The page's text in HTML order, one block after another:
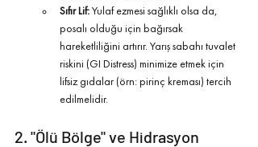
Sıfır Lif: Yulaf ezmesi sağlıklı olsa da,
posalı olduğu için bağırsak
hareketliliğini artırır. Yarış sabahı tuvalet
riskini (GI Distress) minimize etmek için
lifsiz gıdalar (örn: pirinç kreması) tercih
edilmelidir.
2. "Ölü Bölge" ve Hidrasyon